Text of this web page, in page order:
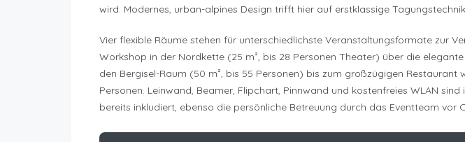
wird. Modernes, urban-alpines Design trifft hier auf erstklassige
Vier flexible Räume stehen für unterschiedlichste Veranstaltungsformate zur
Workshop in der Nordkette (25 m², bis 28 Personen Theater) über die
den Bergisel-Raum (50 m², bis 55 Personen) bis zum großzügigen Restaurant
Personen. Leinwand, Beamer, Flipchart, Pinnwand und kostenfreies WLAN sind
bereits inkludiert, ebenso die persönliche Betreuung durch das Eventteam vor